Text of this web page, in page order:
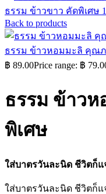
ธรรม ข้าวขาว คัดพิเศษ
Back to products
ธรรม ข้าวหอมมะลิ คุณภ
฿ 89.00Price range: ฿
ธรรม ข้าว
พิเศษ
ใส่บาตรวันละนิด ชีวิตก็แ
ใส่บาตรวันละนิด ชีวิตก็แ